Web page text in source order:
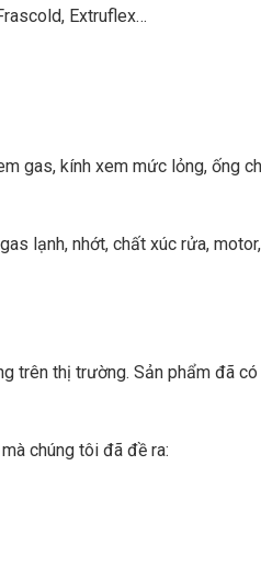
Extruflex…
gas, kính xem mức lỏng, ống
lạnh, nhớt, chất xúc rửa,
trên thị trường. Sản phẩm đã
chúng tôi đã đề ra: